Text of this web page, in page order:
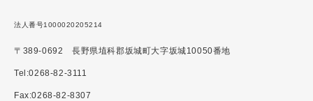
法人番号1000020205214
〒389-0692 長野県埴科郡坂城町大字坂城10050番地
Tel:0268-82-3111
Fax:0268-82-8307